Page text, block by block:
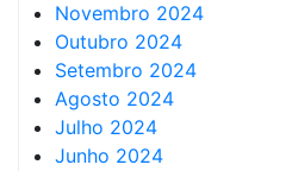
Novembro 2024
Outubro 2024
Setembro 2024
Agosto 2024
Julho 2024
Junho 2024